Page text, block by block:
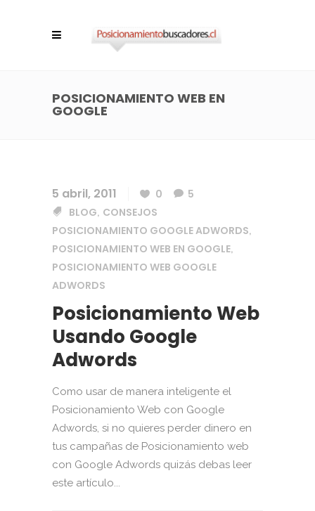
POSICIONAMIENTO WEB EN
GOOGLE
5 abril, 2011 0
5
BLOG, CONSEJOS
POSICIONAMIENTO GOOGLE ADWORDS,
POSICIONAMIENTO WEB EN GOOGLE,
POSICIONAMIENTO WEB GOOGLE
ADWORDS
Posicionamiento Web
Usando Google
Adwords
Como usar de manera inteligente el
Posicionamiento Web con Google
Adwords, si no quieres perder dinero en
tus campañas de Posicionamiento web
con Google Adwords quizás debas leer
este artículo...